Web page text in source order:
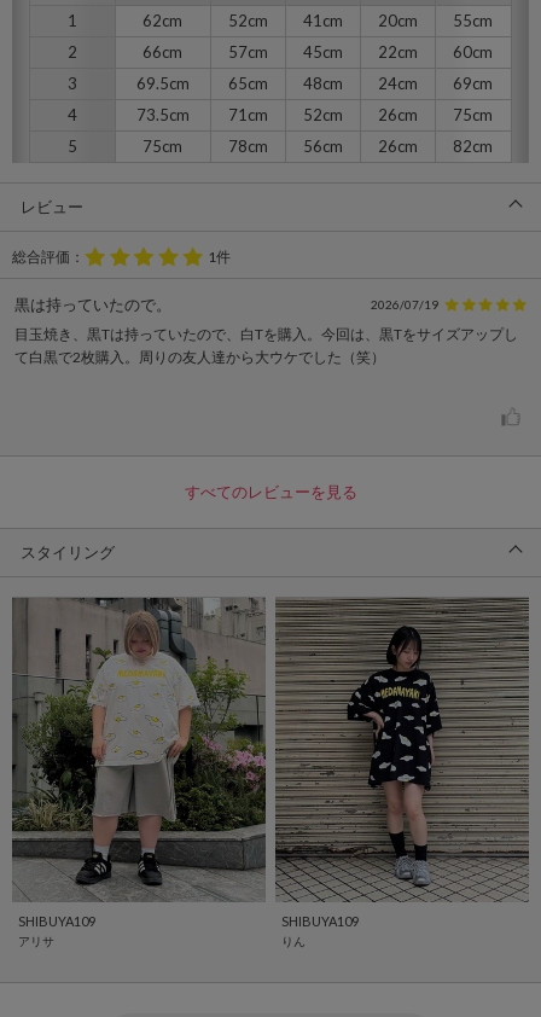
1 62cm 52cm 41cm 20cm
55cm
2
66cm 57cm 45cm 22cm
60cm
3
69.5cm 65cm 48cm 24cm
69cm
4
73.5cm 71cm 52cm 26cm
75cm
5
75cm 78cm 56cm 26cm 82cm
レビュー
総合評価： 1件
黒は持っていたので。 2026/07/19
目玉焼き、黒Tは持っていたので、白Tを購入。今回は、黒Tをサイズアップし
て白黒で2枚購入。周りの友人達から大ウケでした（笑）
すべてのレビューを見る
スタイリング
SHIBUYA109
アリサ
SHIBUYA109
りん